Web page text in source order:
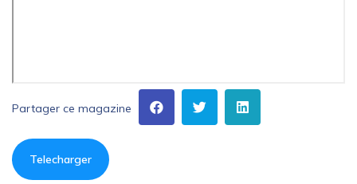
Partager ce magazine
Telecharger